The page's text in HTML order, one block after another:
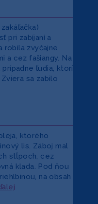
pri zabíjaní a
robila zvyčajne
a cez fašiangy. Na
prípadne ľudia, ktorí
sa zabilo
ktorého
lis. Záboj mal
stĺpoch, cez
klada. Pod ňou
na obsah